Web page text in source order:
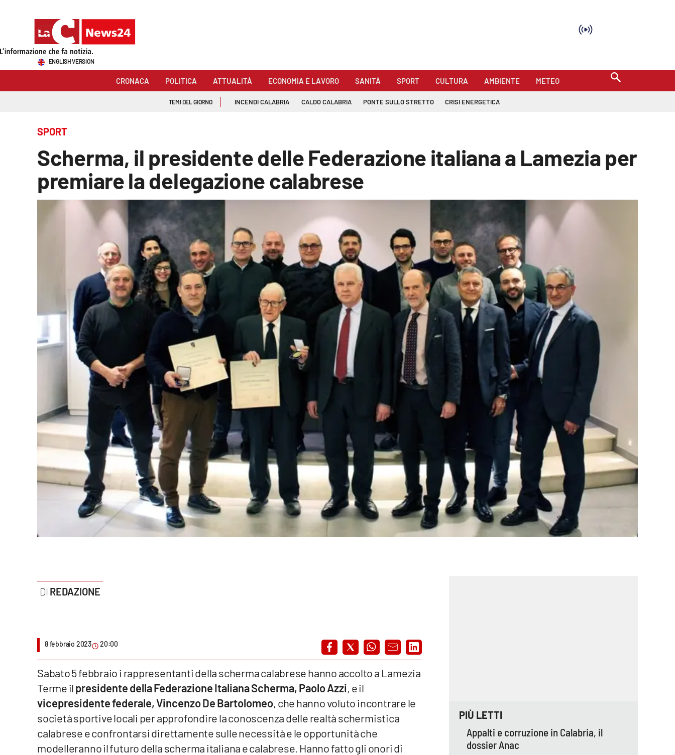
Sezioni
Economia e lavoro
Italia Mondo
Economia e Lavoro
Parchi Marini Calabria
Imprese Di Calabria
Venti di comunicazione
Streaming
ENGLISH VERSION
CRONACA POLITICA ATTUALITÀ ECONOMIA E LAVORO SANITÀ SPORT CULTURA AMBIENTE METEO
TEMI DEL GIORNO INCENDI CALABRIA CALDO CALABRIA PONTE SULLO STRETTO CRISI ENERGETICA
SPORT
Scherma, il presidente delle Federazione italiana a Lamezia per
premiare la delegazione calabrese
REDAZIONE
8 febbraio 2023 20:00
Sabato 5 febbraio i rappresentanti della scherma calabrese hanno accolto a Lamezia
Terme ilpresidente della Federazione Italiana Scherma, Paolo Azzi, e il
vicepresidente federale, Vincenzo De Bartolomeo, che hanno voluto incontrare le
società sportive locali per approfondire la conoscenza delle realtà schermistica
calabrese e confrontarsi direttamente sulle necessità e le opportunità che
modelleranno il futuro della scherma italiana e calabrese. Hanno fatto gli onori di
PIÙ LETTI
Appalti e corruzione in Calabria, il
dossier Anac